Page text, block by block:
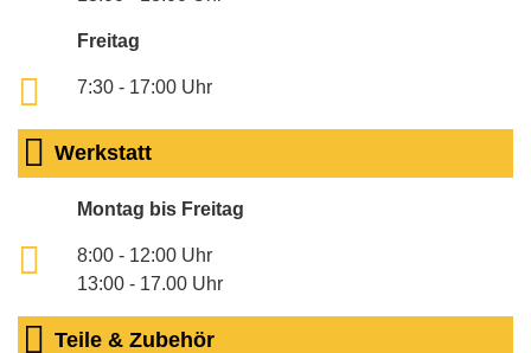
Freitag
7:30 - 17:00 Uhr
Werkstatt
Montag bis Freitag
8:00 - 12:00 Uhr
13:00 - 17.00 Uhr
Teile & Zubehör